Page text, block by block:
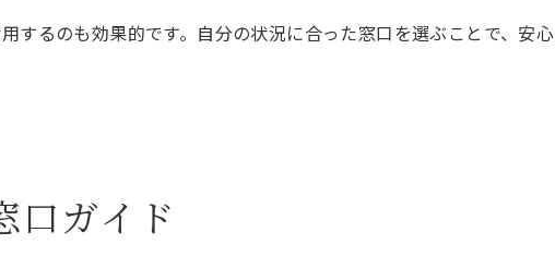
するのも効果的です。自分の状況に合った窓口を選ぶことで、安
口ガイド